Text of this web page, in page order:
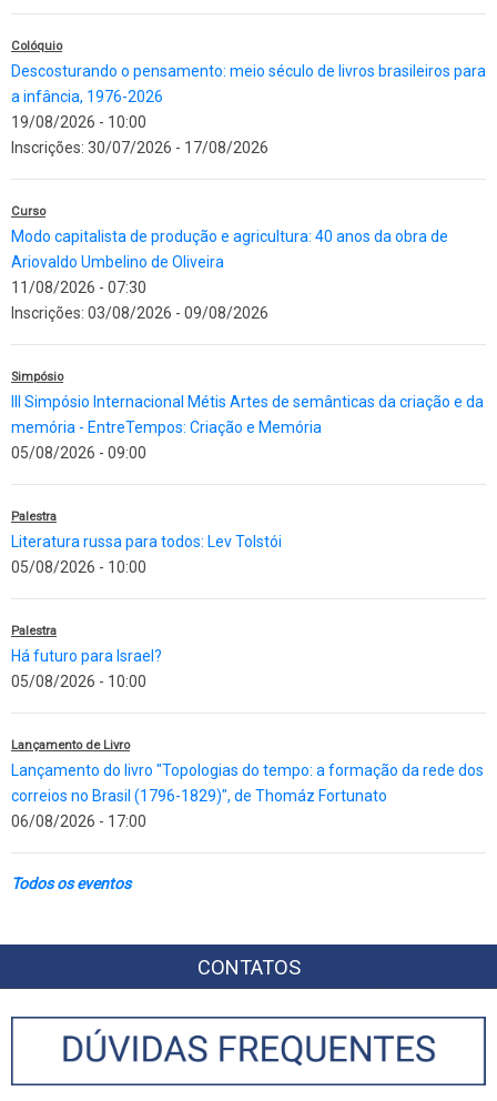
Colóquio
Descosturando o pensamento: meio século de livros brasileiros para
a infância, 1976-2026
19/08/2026 - 10:00
Inscrições: 30/07/2026 - 17/08/2026
Curso
Modo capitalista de produção e agricultura: 40 anos da obra de
Ariovaldo Umbelino de Oliveira
11/08/2026 - 07:30
Inscrições: 03/08/2026 - 09/08/2026
Simpósio
III Simpósio Internacional Métis Artes de semânticas da criação e da
memória - EntreTempos: Criação e Memória
05/08/2026 - 09:00
Palestra
Literatura russa para todos: Lev Tolstói
05/08/2026 - 10:00
Palestra
Há futuro para Israel?
05/08/2026 - 10:00
Lançamento de Livro
Lançamento do livro "Topologias do tempo: a formação da rede dos
correios no Brasil (1796-1829)", de Thomáz Fortunato
06/08/2026 - 17:00
Todos os eventos
CONTATOS